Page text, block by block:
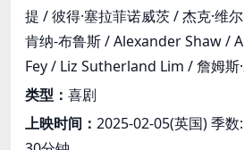
提 / 彼得·塞拉菲诺威茨 / 杰克·维
肯纳-布鲁斯 / Alexander Shaw /
Fey / Liz Sutherland Lim / 詹姆斯
类型： 喜剧
上映时间： 2025-02-05(英国) 季